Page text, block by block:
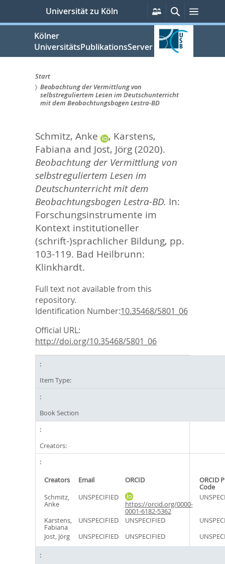
springen
Universität zu Köln
Persönliche
Services
SucheMenü
Kölner
UniversitätsPublikationsServer
Sie
hier:
Start
Beobachtung der Vermittlung von
selbstreguliertem Lesen im Deutschunterricht
mit dem Beobachtungsbogen Lestra-BD
Schmitz, Anke , Karstens,
Fabiana and Jost, Jörg(2020).
Beobachtung der Vermittlung von
selbstreguliertem Lesen im
Deutschunterricht mit dem
Beobachtungsbogen Lestra-BD. In:
Forschungsinstrumente im
Kontext institutioneller
(schrift-)sprachlicher Bildung, pp.
103-119. Bad Heilbrunn:
Klinkhardt.
Full text not available from this
repository.
Identification Number:10.35468/5801_06
Official URL:
http://doi.org/10.35468/5801_06
Item Type:
Book Section
Creators:
Creators Email ORCID ORCID
Code
Schmitz,
Anke
UNSPECIFIED
https://orcid.org/0000-
0001-6182-5362
Karstens,
Fabiana
UNSPECIFIED UNSPECIFIED
Jost, Jörg
UNSPECIFIED UNSPECIFIED